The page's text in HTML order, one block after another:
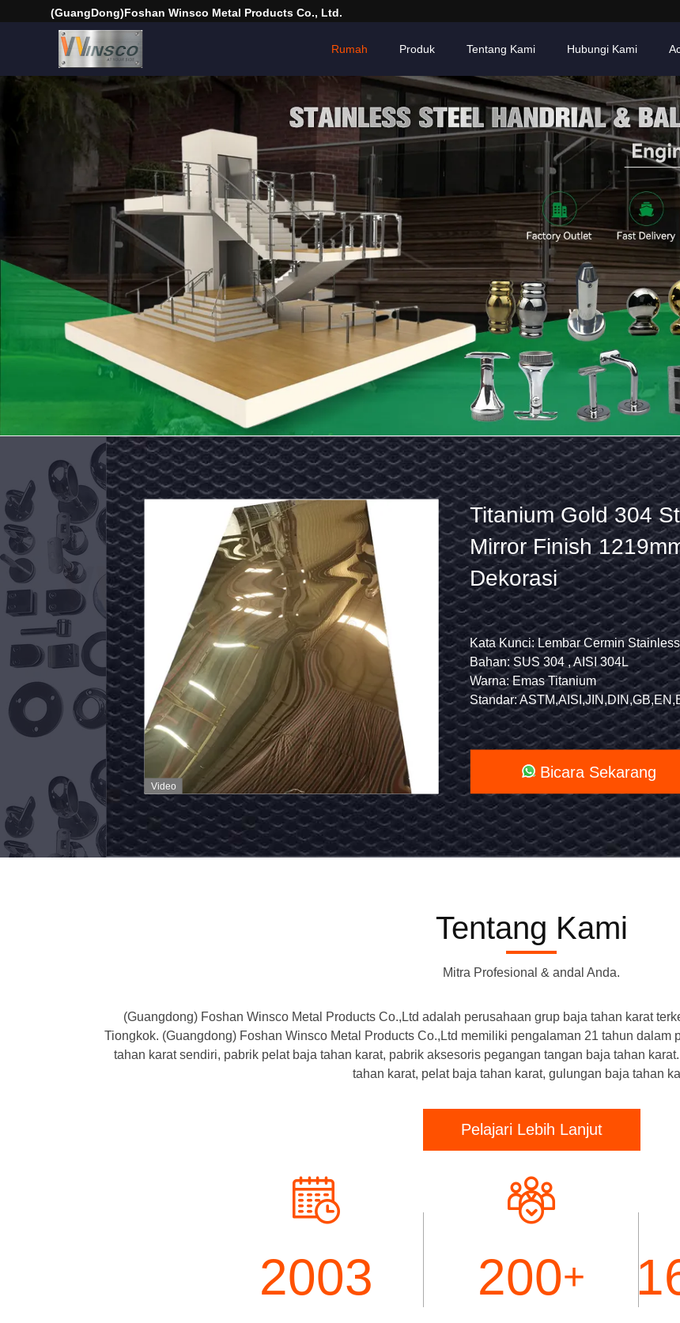
(GuangDong)Foshan Winsco Metal Products Co., Ltd.
Rumah Produk Tentang Kami Hubungi Kami
tabung las stainless steel dekoratif
karat 201 301 304 316 410
3.0mm, dll.
Garis Rambut, Warna PVD Atau Disesuaikan.
Fittings
Balustrade
Tangga
Inox
SUS
201
304
316
Komponen
Balustrade
Baja
Tidak
Kata Kunci: aksesoris pegangan tangga stainless steel
Bahan: SS 201,SS 304 304L,SS 316 316L
Ukuran: Untuk kotak bulat persegi panjang pos newel atau disesuaikan.
Permukaan: Cermin/Satin/PVD/Sesuai permintaan Anda
Titanium
304
Stainless
Steel
Mirror
Finish
1219mm
Untuk
Dekorasi
Kata Kunci: Lembar Cermin Stainless Steel 8k
Bahan: SUS 304 , AISI 304L
Warna: Emas Titanium
Standar: ASTM,AISI,JIN,DIN,GB,EN,BS
Video
Riak Air Lembaran
Ukuran Tengah
Titanium Gold
Kata Kunci: Lembaran logam
Bahan: Lembaran Baja Tahan Karat
lebar: 20mm-1250mm
Standar:
Bicara Sekarang
Tentang Kami
Mitra Profesional & andal Anda.
(Guangdong) Foshan Winsco Metal Products Co.,Ltd adalah perusahaan grup baja tahan karat
Tiongkok. (Guangdong) Foshan Winsco Metal Products Co.,Ltd memiliki pengalaman 21 tahun
tahan karat sendiri, pabrik pelat baja tahan karat, pabrik aksesoris pegangan tangan baja tahan
tahan karat, pelat baja tahan karat, gulungan baja tahan
Pelajari Lebih Lanjut
2003 200+